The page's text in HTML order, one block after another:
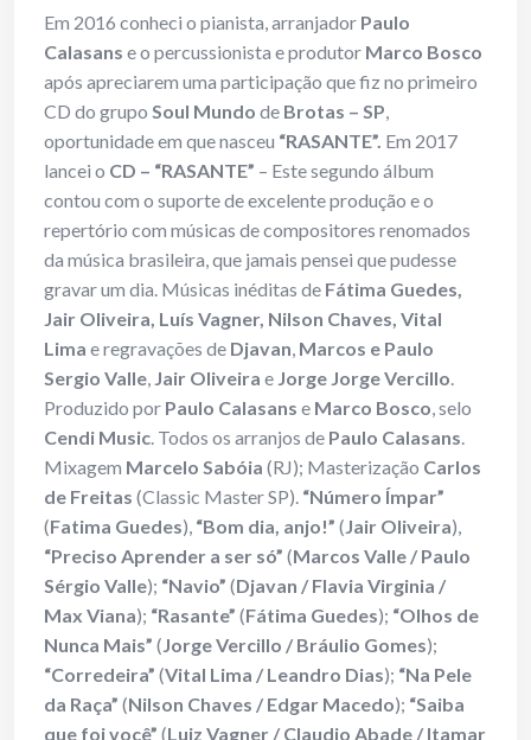
Em 2016 conheci o pianista, arranjador Paulo
Calasans e o percussionista e produtor Marco Bosco
após apreciarem uma participação que fiz no primeiro
CD do grupo Soul Mundo de Brotas – SP,
oportunidade em que nasceu “RASANTE”. Em 2017
lancei o CD – “RASANTE” – Este segundo álbum
contou com o suporte de excelente produção e o
repertório com músicas de compositores renomados
da música brasileira, que jamais pensei que pudesse
gravar um dia. Músicas inéditas de Fátima Guedes,
Jair Oliveira, Luís Vagner, Nilson Chaves, Vital
Lima e regravações de Djavan, Marcos e Paulo
Sergio Valle, Jair Oliveira e Jorge Jorge Vercillo.
Produzido por Paulo Calasans e Marco Bosco, selo
Cendi Music. Todos os arranjos de Paulo Calasans.
Mixagem Marcelo Sabóia (RJ); Masterização Carlos
de Freitas (Classic Master SP). “Número Ímpar”
(Fatima Guedes), “Bom dia, anjo!” (Jair Oliveira),
“Preciso Aprender a ser só” (Marcos Valle / Paulo
Sérgio Valle); “Navio” (Djavan / Flavia Virginia /
Max Viana); “Rasante” (Fátima Guedes); “Olhos de
Nunca Mais” (Jorge Vercillo / Bráulio Gomes);
“Corredeira” (Vital Lima / Leandro Dias); “Na Pele
da Raça” (Nilson Chaves / Edgar Macedo); “Saiba
que foi você” (Luiz Vagner / Claudio Abade / Itamar